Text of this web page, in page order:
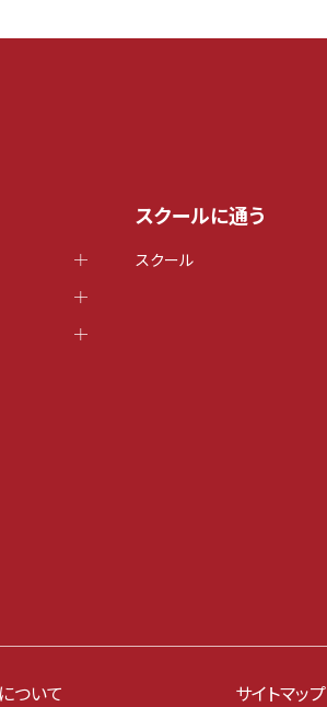
スクールに通う
スクール
ついて サイトマップ